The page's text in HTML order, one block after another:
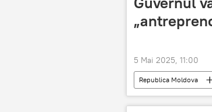
5 Mai 2025, 11:00
Republica Moldova